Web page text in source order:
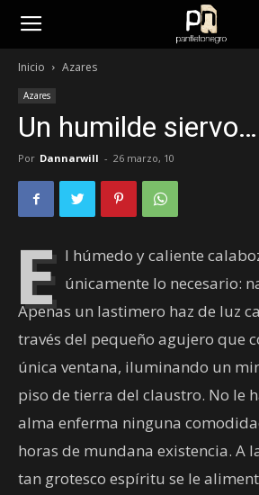
panfletonegro
Inicio Azares
Azares
Un humilde siervo…
Por Dannarwill - 26 marzo, 10
E l húmedo y caliente
únicamente lo necesario:
Apenas un lastimero haz de luz
través del pequeño agujero que
única ventana, iluminando un
piso de tierra del claustro. No le
alma enferma ninguna
horas de mundana existencia. A
tan grotesco espíritu se le